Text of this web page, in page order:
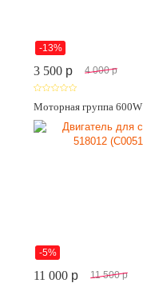
-13%
3 500 p 4 000 p
Моторная группа
-5%
11 000 p 11 500 p